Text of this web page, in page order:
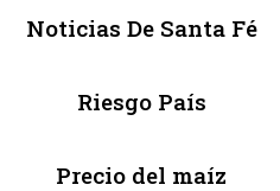
Noticias De Santa Fé
Riesgo País
Precio del maíz